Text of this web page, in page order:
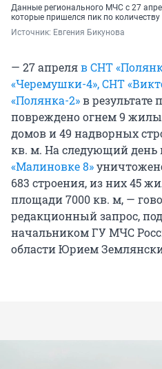
Данные регионального МЧС с 27
которые пришелся пик по
Источник: Евгения Бикунова
— 27 апреляв СНТ
«Черемушки-4», СНТ
«Полянка-2»в
повреждено огнем 9
домов и 49 надворных
кв. м. На следующий день
«Малиновке 8»
683 строения, из них 45
площади 7000 кв. м, —
редакционный запрос,
начальником ГУ МЧС
области Юрием